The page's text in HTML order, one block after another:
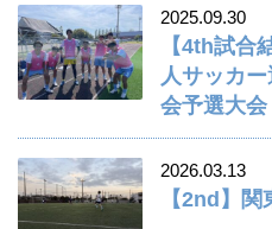
2025.09.30
【4th試合
人サッカ
会予選大
2026.03.13
【2nd】